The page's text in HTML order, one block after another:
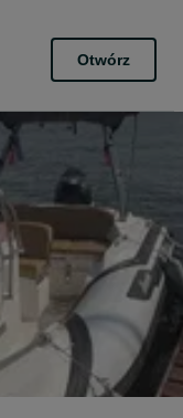
Otwórz